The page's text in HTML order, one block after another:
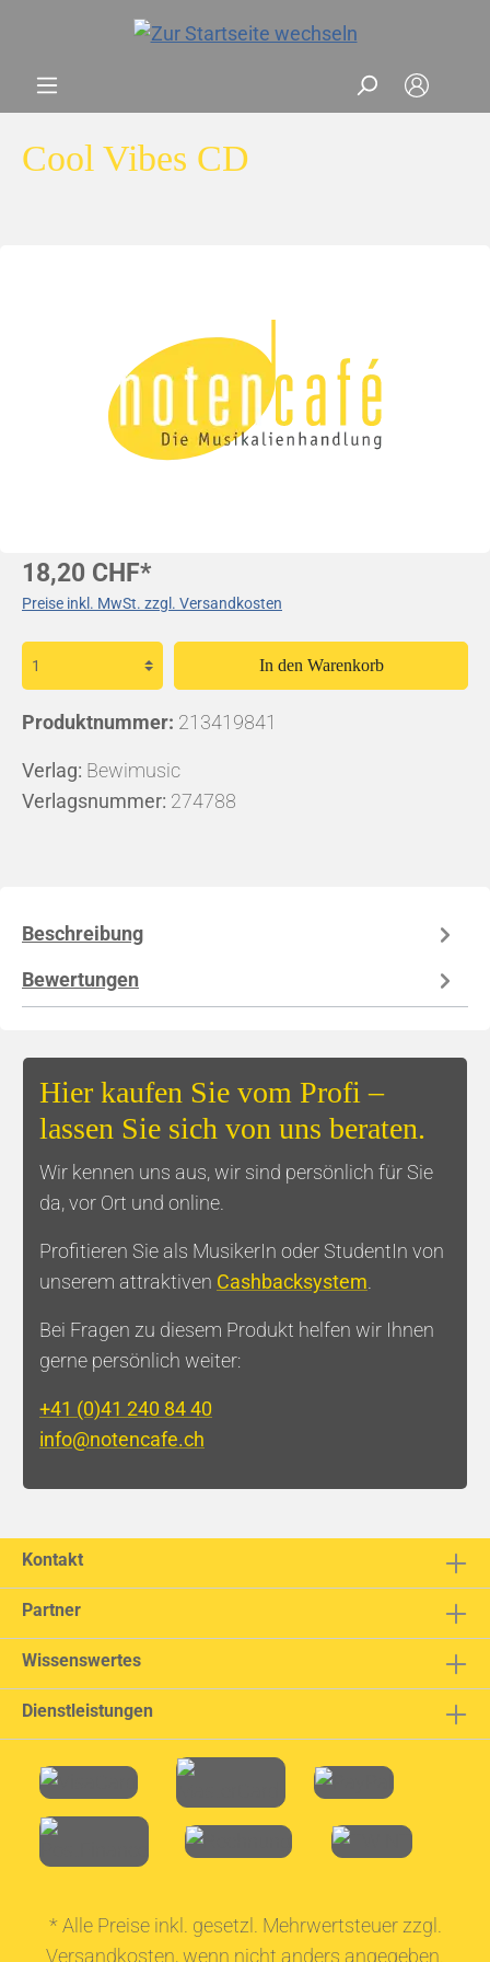
Cool Vibes CD
18,20 CHF*
Preise inkl. MwSt. zzgl. Versandkosten
In den Warenkorb
Produktnummer: 213419841
Verlag: Bewimusic
Verlagsnummer: 274788
Beschreibung
Bewertungen
Hier kaufen Sie vom Profi –
lassen Sie sich von uns beraten.
Wir kennen uns aus, wir sind persönlich für Sie
da, vor Ort und online.
Profitieren Sie als MusikerIn oder StudentIn von
unserem attraktiven Cashbacksystem.
Bei Fragen zu diesem Produkt helfen wir Ihnen
gerne persönlich weiter:
+41 (0)41 240 84 40
info@notencafe.ch
Kontakt
Partner
Wissenswertes
Dienstleistungen
* Alle Preise inkl. gesetzl. Mehrwertsteuer zzgl.
Versandkosten, wenn nicht anders angegeben.